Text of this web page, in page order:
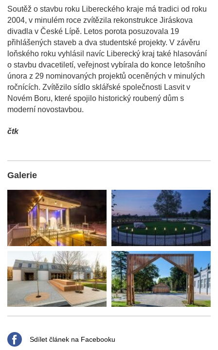
Soutěž o stavbu roku Libereckého kraje má tradici od roku
2004, v minulém roce zvítězila rekonstrukce Jiráskova
divadla v České Lípě. Letos porota posuzovala 19
přihlášených staveb a dva studentské projekty. V závěru
loňského roku vyhlásil navíc Liberecký kraj také hlasování
o stavbu dvacetiletí, veřejnost vybírala do konce letošního
února z 29 nominovaných projektů oceněných v minulých
ročnících. Zvítězilo sídlo sklářské společnosti Lasvit v
Novém Boru, které spojilo historický roubený dům s
moderní novostavbou.
čtk
Galerie
Sdílet článek na Facebooku